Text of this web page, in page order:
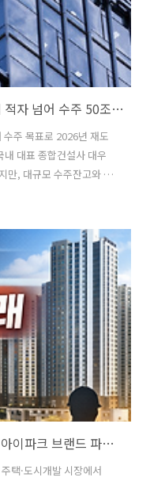
대우건설 2025년 실적 점검: 일시적 적자 넘어 수주 50조 기반 반등 모멘텀 확보
주 목표로 2026년 재도
대표 종합건설사 대우
만, 대규모 수주잔고와 안
된다.■ 2025년 실적, 보
연결기준 잠정 실적으로
순손실 9,161억 원을 기
업부문별로는 건축이 5조
..
HDC현대산업개발 기업분석 2026: 아이파크 브랜드 파워와 디벨로퍼 경쟁력 집중 조명
택·도시개발 시장에서